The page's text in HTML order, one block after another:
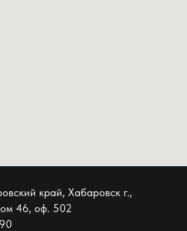
край, Хабаровск г.,
46, оф. 502